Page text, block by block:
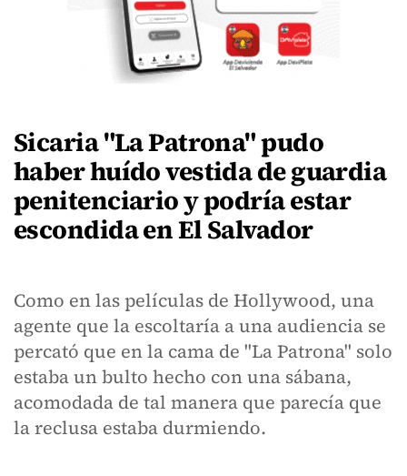
Sicaria "La Patrona" pudo
haber huído vestida de guardia
penitenciario y podría estar
escondida en El Salvador
Como en las películas de Hollywood, una
agente que la escoltaría a una audiencia se
percató que en la cama de "La Patrona" solo
estaba un bulto hecho con una sábana,
acomodada de tal manera que parecía que
la reclusa estaba durmiendo.